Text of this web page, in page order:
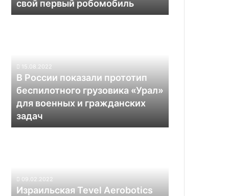
показала
свой
свой первый робомобиль
грузовика
для
военных
гражданских
15.08.2022
В России показали прототип
беспилотного грузовика «Урал»
для военных и гражданских
задач
дроны
09.02.2022
Израильская Tevel Aerobotics